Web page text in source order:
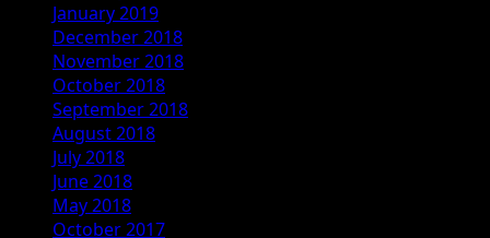
January 2019
December 2018
November 2018
October 2018
September 2018
August 2018
July 2018
June 2018
May 2018
October 2017